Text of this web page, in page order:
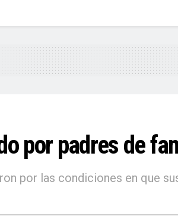
por padres de
por las condiciones en que